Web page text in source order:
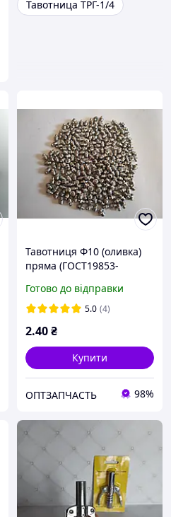
Тавотница ТРГ-1/4
Тавотниця Ф10 (оливка)
пряма (ГОСТ19853-
Готово до відправки
5.0 (4)
2.40₴
Купити
ОПТЗАПЧАСТЬ 98%